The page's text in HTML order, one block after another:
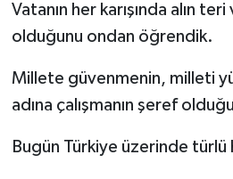
Vatanın her karışında alın teri
olduğunu ondan öğrendik.
Millete güvenmenin, milleti
adına çalışmanın şeref
Bugün Türkiye üzerinde